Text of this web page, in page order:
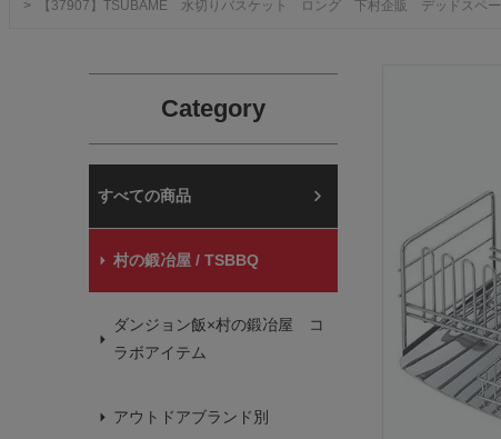
【37907】TSUBAME 水切りバスケット ロング 下村企販 デッドスペー
Category
村の鍛冶屋本店
村の鍛冶屋 / TSBBQ
ダンジョン飯×村の鍛冶屋 コ
ラボアイテム
アウトドアブランド別